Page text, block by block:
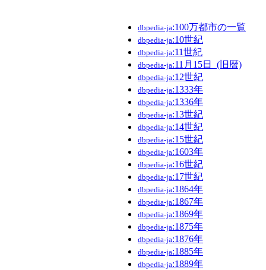
dbpedia-ja:100万都市の一覧
dbpedia-ja:10世紀
dbpedia-ja:11世紀
dbpedia-ja:11月15日_(旧暦)
dbpedia-ja:12世紀
dbpedia-ja:1333年
dbpedia-ja:1336年
dbpedia-ja:13世紀
dbpedia-ja:14世紀
dbpedia-ja:15世紀
dbpedia-ja:1603年
dbpedia-ja:16世紀
dbpedia-ja:17世紀
dbpedia-ja:1864年
dbpedia-ja:1867年
dbpedia-ja:1869年
dbpedia-ja:1875年
dbpedia-ja:1876年
dbpedia-ja:1885年
dbpedia-ja:1889年